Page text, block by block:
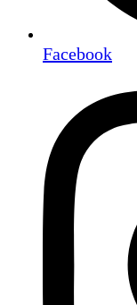
Facebook